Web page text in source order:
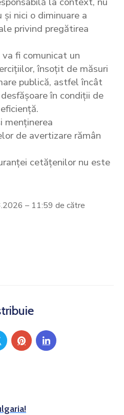
nici o diminuare a
privind pregătirea
fi comunicat un
însoțit de măsuri
publică, astfel încât
în condiții de
menținerea
de avertizare rămân
cetățenilor nu este
– 11:59 de către